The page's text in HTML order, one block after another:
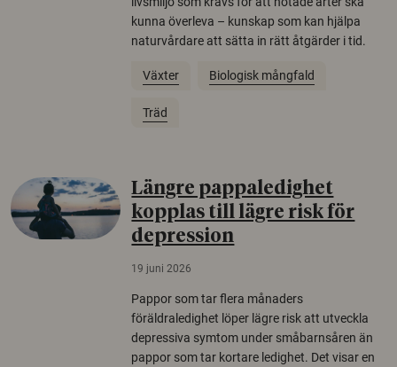
kunna överleva – kunskap som kan hjälpa
naturvårdare att sätta in rätt åtgärder i tid.
Växter Biologisk mångfald
Träd
Längre pappaledighet
kopplas till lägre risk för
depression
19 juni 2026
Pappor som tar flera månaders
föräldraledighet löper lägre risk att utveckla
depressiva symtom under småbarnsåren än
pappor som tar kortare ledighet. Det visar en